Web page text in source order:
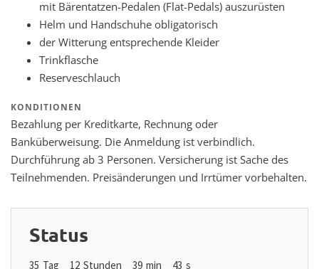
mit Bärentatzen-Pedalen (Flat-Pedals) auszurüsten
Helm und Handschuhe obligatorisch
der Witterung entsprechende Kleider
Trinkflasche
Reserveschlauch
KONDITIONEN
Bezahlung per Kreditkarte, Rechnung oder
Banküberweisung. Die Anmeldung ist verbindlich.
Durchführung ab 3 Personen. Versicherung ist Sache des
Teilnehmenden. Preisänderungen und Irrtümer vorbehalten.
Status
35 Tag 12 Stunden 39 min 42 s